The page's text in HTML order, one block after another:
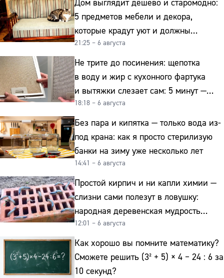
Дом выглядит дёшево и старомодно:
5 предметов мебели и декора,
которые крадут уют и должны
отправиться на свалку прямо сейчас
21:25 – 6 августа
Не трите до посинения: щепотка
в воду и жир с кухонного фартука
и вытяжки слезает сам: 5 минут —
и сверкает как новая
18:18 – 6 августа
Без пара и кипятка — только вода из-
под крана: как я просто стерилизую
банки на зиму уже несколько лет
14:41 – 6 августа
Простой кирпич и ни капли химии —
слизни сами полезут в ловушку:
народная деревенская мудрость
реально работает
12:01 – 6 августа
Как хорошо вы помните математику?
Сможете решить (3² + 5) × 4 − 24 : 6 за
10 секунд?